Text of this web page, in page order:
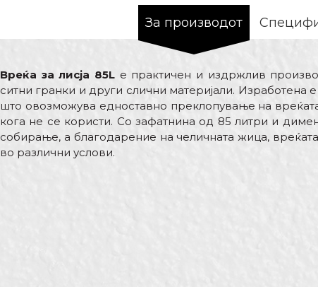
За производот
Вреќа за лисја 85L е практичен и издржлив
ситни гранки и други слични материјали.
што овозможува едноставно преклопување на
кога не се користи. Со зафатнина од 85 литри и
собирање, а благодарение на челичната жица,
во различни услови.